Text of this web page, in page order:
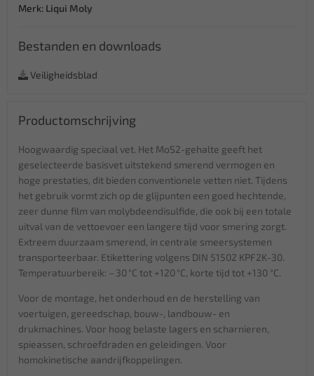
Merk: Liqui Moly
Bestanden en downloads
Veiligheidsblad
Productomschrijving
Hoogwaardig speciaal vet. Het MoS2-gehalte geeft het
geselecteerde basisvet uitstekend smerend vermogen en
hoge prestaties, dit bieden conventionele vetten niet. Tijdens
het gebruik vormt zich op de glijpunten een goed hechtende,
zeer dunne film van molybdeendisulfide, die ook bij een totale
uitval van de vettoevoer een langere tijd voor smering zorgt.
Extreem duurzaam smerend, in centrale smeersystemen
transporteerbaar. Etikettering volgens DIN 51502 KPF2K-30.
Temperatuurbereik: – 30 °C tot +120 °C, korte tijd tot +130 °C.
Voor de montage, het onderhoud en de herstelling van
voertuigen, gereedschap, bouw-, landbouw- en
drukmachines. Voor hoog belaste lagers en scharnieren,
spieassen, schroefdraden en geleidingen. Voor
homokinetische aandrijfkoppelingen.